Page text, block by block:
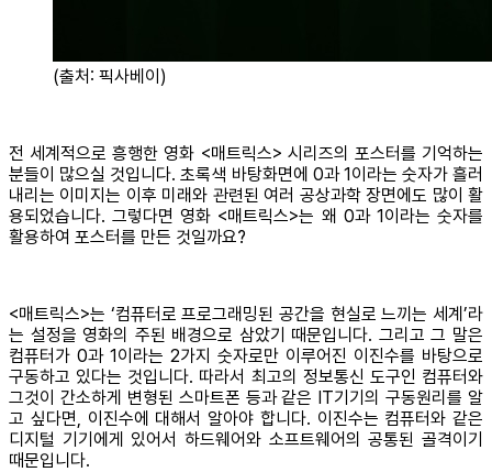
(출처: 픽사베이)
전 세계적으로 흥행한 영화 <매트릭스> 시리즈의 포스터를 기억하는
분들이 많으실 것입니다. 초록색 바탕화면에 0과 1이라는 숫자가 흘러
내리는 이미지는 이후 미래와 관련된 여러 공상과학 장면에도 많이 활
용되었습니다. 그렇다면 영화 <매트릭스>는 왜 0과 1이라는 숫자를
활용하여 포스터를 만든 것일까요?
<매트릭스>는 ‘컴퓨터로 프로그래밍된 공간을 현실로 느끼는 세계’라
는 설정을 영화의 주된 배경으로 삼았기 때문입니다. 그리고 그 말은
컴퓨터가 0과 1이라는 2가지 숫자로만 이루어진 이진수를 바탕으로
구동하고 있다는 것입니다. 따라서 최고의 정보통신 도구인 컴퓨터와
그것이 간소하게 변형된 스마트폰 등과 같은 IT기기의 구동원리를 알
고 싶다면, 이진수에 대해서 알아야 합니다. 이진수는 컴퓨터와 같은
디지털 기기에게 있어서 하드웨어와 소프트웨어의 공통된 골격이기
때문입니다.